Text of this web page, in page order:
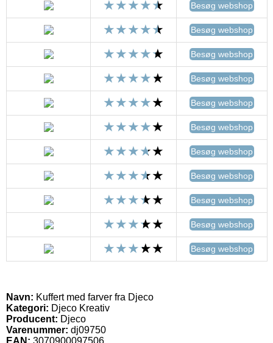
Besøg webshop
Besøg webshop
Besøg webshop
Besøg webshop
Besøg webshop
Besøg webshop
Besøg webshop
Besøg webshop
Besøg webshop
Besøg webshop
Besøg webshop
Navn: Kuffert med farver fra Djeco
Kategori: Djeco Kreativ
Producent: Djeco
Varenummer: dj09750
EAN: 3070900097506